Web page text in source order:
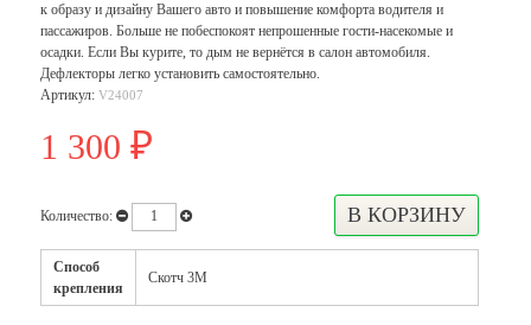
к образу и дизайну Вашего авто и повышение комфорта водителя и
пассажиров. Больше не побеспокоят непрошенные гости-насекомые и
осадки. Если Вы курите, то дым не вернётся в салон автомобиля.
Дефлекторы легко установить самостоятельно.
Артикул: V24007
1 300 ₽
Количество:
Способ
крепления
Скотч 3М